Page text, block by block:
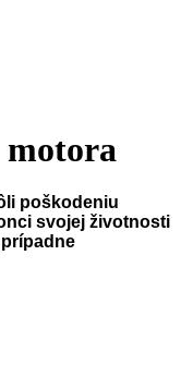
motora
poškodeniu
svojej životnosti